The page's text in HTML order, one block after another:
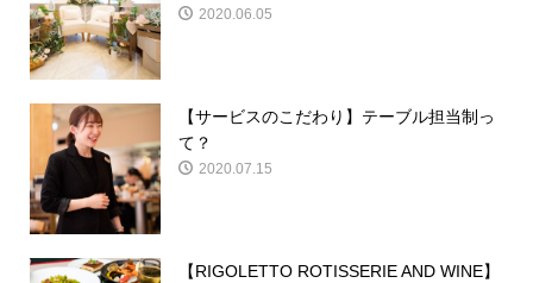
2020.06.05
【サービスのこだわり】テーブル担当制っ
て？
2020.07.15
【RIGOLETTO ROTISSERIE AND WINE】